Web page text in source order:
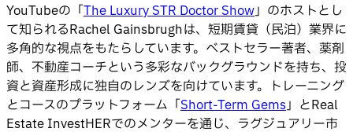
YouTubeの「The Luxury STR Doctor Show」のホストとし
て知られるRachel Gainsbrughは、短期賃貸（民泊）業界に
多角的な視点をもたらしています。ベストセラー著者、薬剤
師、不動産コーチという多彩なバックグラウンドを持ち、投
資と資産形成に独自のレンズを向けています。トレーニング
とコースのプラットフォーム「Short-Term Gems」とReal
Estate InvestHERでのメンターを通じ、ラグジュアリー市